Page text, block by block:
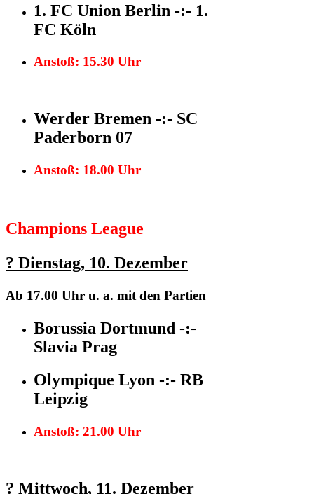
1. FC Union Berlin -:- 1.
FC Köln
Anstoß: 15.30 Uhr
Werder Bremen -:- SC
Paderborn 07
Anstoß: 18.00 Uhr
Champions League
? Dienstag, 10. Dezember
Ab 17.00 Uhr u. a. mit den Partien
Borussia Dortmund -:-
Slavia Prag
Olympique Lyon -:- RB
Leipzig
Anstoß: 21.00 Uhr
? Mittwoch, 11. Dezember